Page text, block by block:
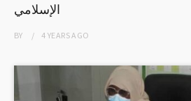
الإسلامي
BY 4 YEARSAGO